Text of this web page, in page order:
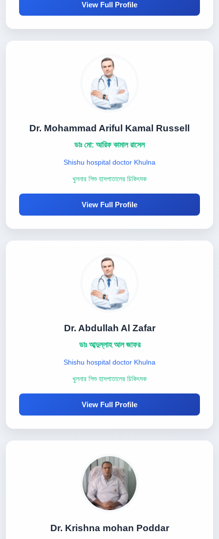
View Full Profile
Dr. Mohammad Ariful Kamal Russell
ডাঃ মো: আরিফ কামাল রাসেল
Shishu hospital doctor Khulna
খুলনার শিশু হাসপাতালের চিকিৎসক
View Full Profile
Dr. Abdullah Al Zafar
ডাঃ আব্দুল্লাহ আল জাফর
Shishu hospital doctor Khulna
খুলনার শিশু হাসপাতালের চিকিৎসক
View Full Profile
Dr. Krishna mohan Poddar